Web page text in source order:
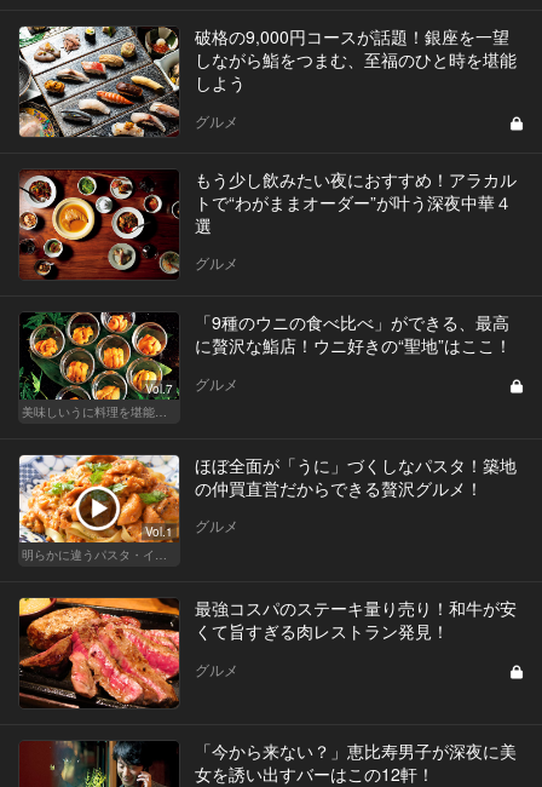
破格の9,000円コースが話題！銀座を一望
しながら鮨をつまむ、至福のひと時を堪能
しよう
グルメ
もう少し飲みたい夜におすすめ！アラカル
トで“わがままオーダー”が叶う深夜中華４
選
グルメ
Vol.7
「9種のウニの食べ比べ」ができる、最高
に贅沢な鮨店！ウニ好きの“聖地”はここ！
グルメ
Vol.1
ほぼ全面が「うに」づくしなパスタ！築地
の仲買直営だからできる贅沢グルメ！
グルメ
最強コスパのステーキ量り売り！和牛が安
くて旨すぎる肉レストラン発見！
グルメ
「今から来ない？」恵比寿男子が深夜に美
女を誘い出すバーはこの12軒！